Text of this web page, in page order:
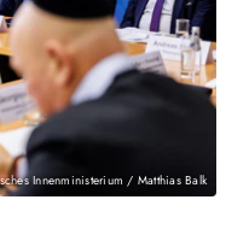
Innenministerium / Matthias Balk